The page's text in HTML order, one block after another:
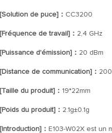
[Solution de puce]： CC3200
[Fréquence de travail]： 2,4 GHz
[Puissance d'émission]： 20 dBm
[Distance de communication]：
[Taille du produit]： 19*22mm
[Poids du produit]： 2.1g±0.1g
[Introduction]： E103-W02X est un